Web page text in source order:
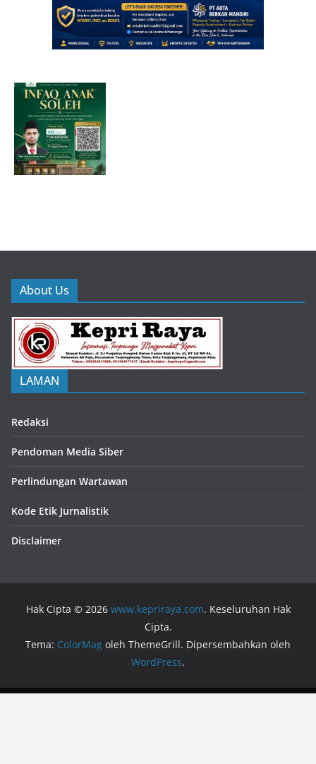
About Us
LAMAN
Redaksi
Pendoman Media Siber
Perlindungan Wartawan
Kode Etik Jurnalistik
Disclaimer
Hak Cipta © 2026 www.kepriraya.com. Keseluruhan Hak
Cipta.
Tema: ColorMag oleh ThemeGrill. Dipersembahkan oleh
WordPress.